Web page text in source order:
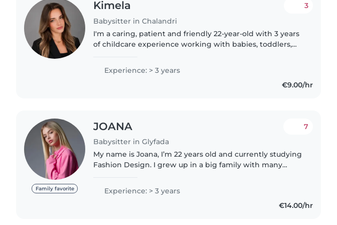
Kimela
Babysitter in Chalandri
3
I'm a caring, patient and friendly 22-year-old with 3 years
of childcare experience working with babies, toddlers,
Experience: > 3 years
€9.00/hr
Family favorite
JOANA
Babysitter in Glyfada
7
My name is Joana, I’m 22 years old and currently studying
Fashion Design. I grew up in a big family with many
been a natural..
Experience: > 3 years
€14.00/hr